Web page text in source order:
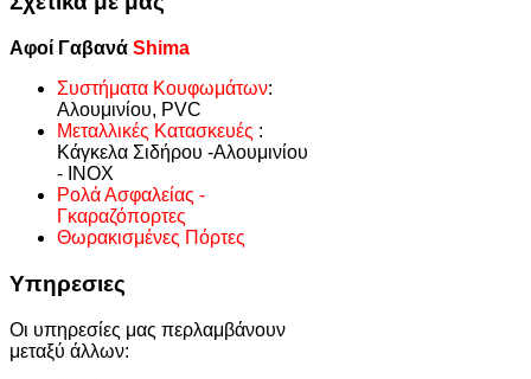
Αφοί Γαβανά Shima
Συστήματα Κουφωμάτων:
Αλουμινίου, PVC
Μεταλλικές Κατασκευές :
Κάγκελα Σιδήρου -Αλουμινίου
- INOX
Ρολά Ασφαλείας -
Γκαραζόπορτες
Θωρακισμένες Πόρτες
Υπηρεσιες
Οι υπηρεσίες μας περλαμβάνουν
μεταξύ άλλων: